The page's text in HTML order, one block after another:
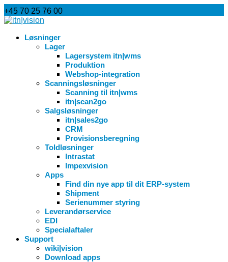
+45 70 25 76 00
Løsninger
Lager
Lagersystem itn|wms
Produktion
Webshop-integration
Scanningsløsninger
Scanning til itn|wms
itn|scan2go
Salgsløsninger
itn|sales2go
CRM
Provisionsberegning
Toldløsninger
Intrastat
Impexvision
Apps
Find din nye app til dit ERP-system
Shipment
Serienummer styring
Leverandørservice
EDI
Specialaftaler
Support
wiki|vision
Download apps